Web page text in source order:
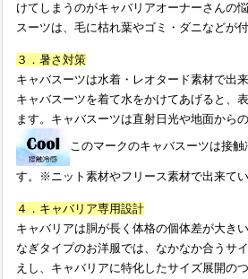
けてしまうのがキャバリアオーナーさんの
スーツは、毛に枯れ葉やゴミ・ダニなどが
３．暑さ対策
キャバスーツは水着・レオタード素材で出
キャバスーツを着て水をかけてあげると、
ます。キャバスーツは直射日光や地面から
このマークのキャバスーツは接
す。 ※ニット素材やフリース素材で出来てい
４．キャバリア専用設計
キャバリアは胴が長く体格の個体差が大き
なぎタイプのお洋服では、なかなか合うサ
えし、キャバリアに特化したサイズ展開の